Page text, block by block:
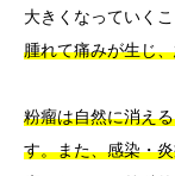
大きくなっていくこ
腫れて痛みが生じ
粉瘤は自然に消え
す。また、感染・